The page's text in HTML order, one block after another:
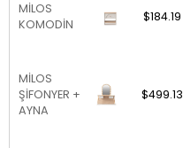
MİLOS
KOMODİN
$184.19
MİLOS
ŞİFONYER +
AYNA
$499.13